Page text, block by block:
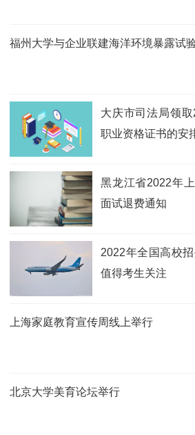
福州大学与企业联建海洋环境暴露试
大庆市司法局领
职业资格证书的安
黑龙江省2022年
面试退费通知
2022年全国高校
值得考生关注
上海家庭教育宣传周线上举行
北京大学美育论坛举行